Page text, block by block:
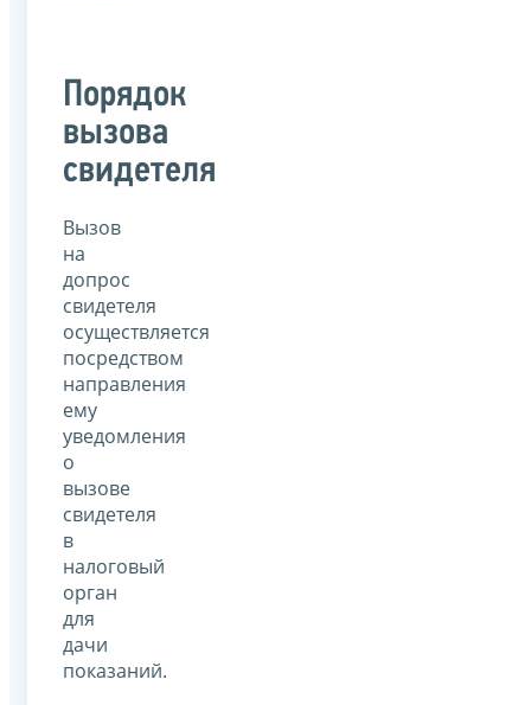
Порядок
вызова
свидетеля
Вызов
на
допрос
свидетеля
осуществляется
посредством
направления
ему
уведомления
о
вызове
свидетеля
в
налоговый
орган
для
дачи
показаний.